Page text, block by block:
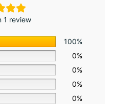
1 review
100%
0%
0%
0%
0%